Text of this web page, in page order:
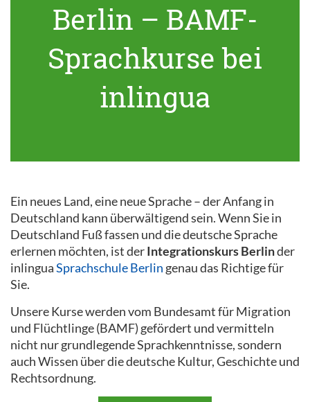
Berlin – BAMF-
Sprachkurse bei
inlingua
Ein neues Land, eine neue Sprache – der Anfang in
Deutschland kann überwältigend sein. Wenn Sie in
Deutschland Fuß fassen und die deutsche Sprache
erlernen möchten, ist derIntegrationskurs Berlinder
inlinguaSprachschule Berlin genau das Richtige für
Sie.
Unsere Kurse werden vom Bundesamt für Migration
und Flüchtlinge (BAMF) gefördert und vermitteln
nicht nur grundlegende Sprachkenntnisse, sondern
auch Wissen über die deutsche Kultur, Geschichte und
Rechtsordnung.